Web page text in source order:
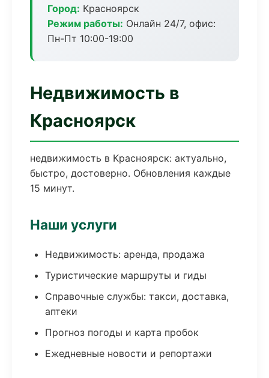
Город: Красноярск
Режим работы: Онлайн 24/7, офис:
Пн-Пт 10:00-19:00
Недвижимость в
Красноярск
недвижимость в Красноярск: актуально,
быстро, достоверно. Обновления каждые
15 минут.
Наши услуги
Недвижимость: аренда, продажа
Туристические маршруты и гиды
Справочные службы: такси, доставка,
аптеки
Прогноз погоды и карта пробок
Ежедневные новости и репортажи